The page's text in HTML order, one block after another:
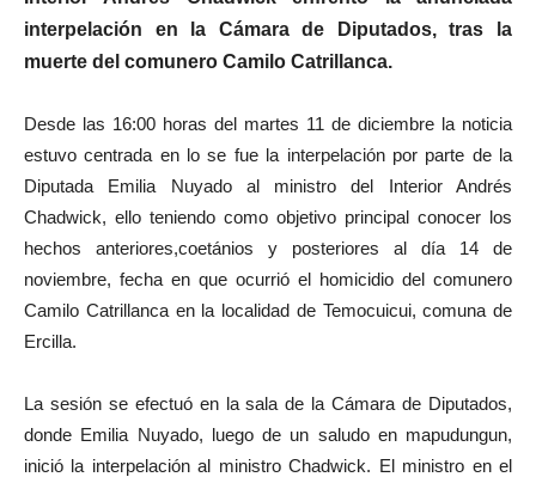
interpelación en la Cámara de Diputados, tras la
muerte del comunero Camilo Catrillanca.
Desde las 16:00 horas del martes 11 de diciembre la noticia
estuvo centrada en lo se fue la interpelación por parte de la
Diputada Emilia Nuyado al ministro del Interior Andrés
Chadwick, ello teniendo como objetivo principal conocer los
hechos anteriores,coetánios y posteriores al día 14 de
noviembre, fecha en que ocurrió el homicidio del comunero
Camilo Catrillanca en la localidad de Temocuicui, comuna de
Ercilla.
La sesión se efectuó en la sala de la Cámara de Diputados,
donde Emilia Nuyado, luego de un saludo en mapudungun,
inició la interpelación al ministro Chadwick. El ministro en el